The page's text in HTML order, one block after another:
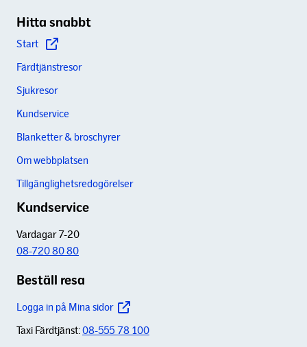
Hitta snabbt
Start
Färdtjänstresor
Sjukresor
Kundservice
Blanketter & broschyrer
Om webbplatsen
Tillgänglighetsredogörelser
Kundservice
Vardagar 7-20
08-720 80 80
Beställ resa
Logga in på Mina sidor
Taxi Färdtjänst:08-555 78 100